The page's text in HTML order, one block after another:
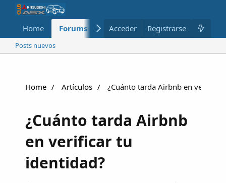
Home Forums Nuevo Miembros
Acceder Registrarse
Posts nuevos
Home Artículos ¿Cuánto tarda Airbnb en verificar
¿Cuánto tarda Airbnb
en verificar tu
identidad?